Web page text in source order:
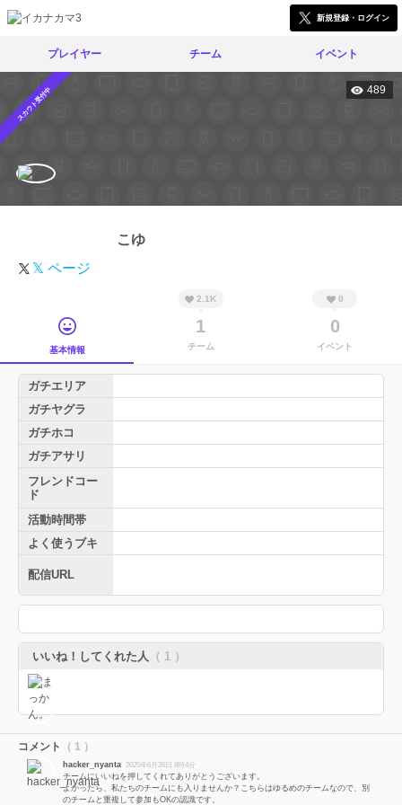
新規登録・ログイン
プレイヤー チーム イベント
スカウト受付中 489
こゆ
𝕏 ページ
基本情報
2.1K
1
チーム
0
0
イベント
ガチエリア
ガチヤグラ
ガチホコ
ガチアサリ
フレンドコー
ド
活動時間帯
よく使うブキ
配信URL
いいね！してくれた人 （ 1 ）
コメント （ 1 ）
hacker_nyanta 2025年6月26日 8時4分
チームにいいねを押してくれてありがとうございます。
よかったら、私たちのチームにも入りませんか？こちらはゆるめのチームなので、別
のチームと重複して参加もOKの認識です。